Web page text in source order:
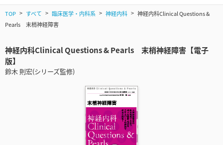
TOP すべて 臨床医学・内科系 神経内科
神経内科Clinical Questions &
Pearls 末梢神経障害
神経内科Clinical Questions & Pearls 末梢神経障害【電子
版】
鈴木 則宏(シリーズ監修)